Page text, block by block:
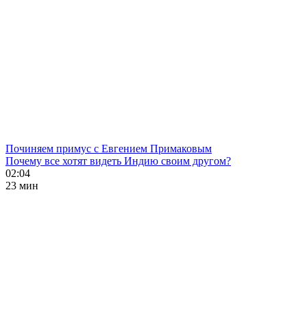
Починяем примус с Евгением Примаковым
Почему все хотят видеть Индию своим другом?
02:04
23 мин